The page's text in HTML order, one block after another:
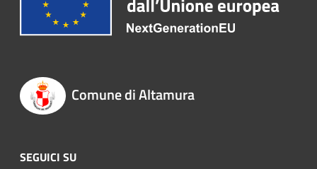
Comune di Altamura
SEGUICI SU